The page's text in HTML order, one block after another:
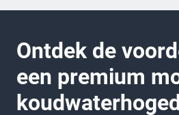
Ontdek de
een premium